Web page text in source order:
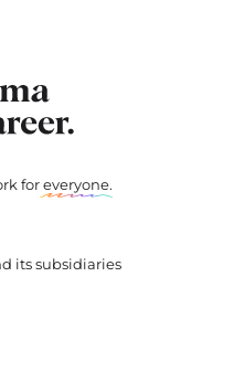
foreveryone.
its subsidiaries